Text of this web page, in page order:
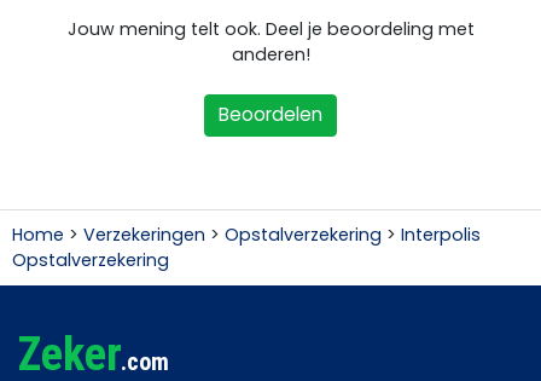
Jouw mening telt ook. Deel je beoordeling met
anderen!
Beoordelen
Home > Verzekeringen > Opstalverzekering > Interpolis
Opstalverzekering
Zeker.com